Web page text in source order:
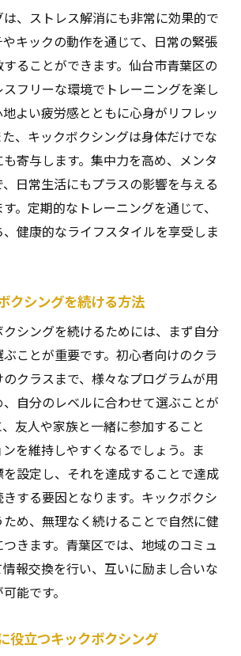
、ストレス解消にも非常に効果的で
キックの動作を通じて、日常の緊張
ることができます。仙台市青葉区の
フリーな環境でトレーニングを楽し
よい疲労感とともに心身がリフレッ
、キックボクシングは身体だけでな
寄与します。集中力を高め、メンタ
日常生活にもプラスの影響を与える
。定期的なトレーニングを通じて、
健康的なライフスタイルを享受しま
クシングを続ける方法
シングを続けるためには、まず自分
ことが重要です。初心者向けのクラ
クラスまで、様々なプログラムが用
自分のレベルに合わせて選ぶことが
友人や家族と一緒に参加すること
を維持しやすくなるでしょう。ま
設定し、それを達成することで達成
する要因となります。キックボクシ
め、無理なく続けることで自然に健
きます。青葉区では、地域のコミュ
報交換を行い、互いに励まし合いな
能です。
役立つキックボクシング